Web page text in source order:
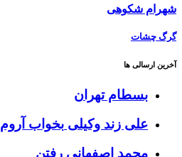
شهرام شکوهی
گرگ چشات
آخرین ارسالی ها
بسطامتهران
علی زند وکیلی بخواب آروم
محمد اصفهانی رفتن